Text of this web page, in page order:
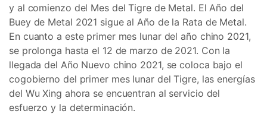
y al comienzo del Mes del Tigre de Metal. El Año del
Buey de Metal 2021 sigue al Año de la Rata de Metal.
En cuanto a este primer mes lunar del año chino 2021,
se prolonga hasta el 12 de marzo de 2021. Con la
llegada del Año Nuevo chino 2021, se coloca bajo el
cogobierno del primer mes lunar del Tigre, las energías
del Wu Xing ahora se encuentran al servicio del
esfuerzo y la determinación.